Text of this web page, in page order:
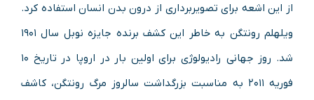
از این اشعه برای تصویربرداری از درون بدن انسان استفاده کرد.
ویلهلم رونتگن به خاطر این کشف برنده جایزه نوبل سال ۱۹۰۱
شد. روز جهانی رادیولوژی برای اولین بار در اروپا در تاریخ ۱۰
فوریه ۲۰۱۱ به مناسبت بزرگداشت سالروز مرگ رونتگن، کاشف